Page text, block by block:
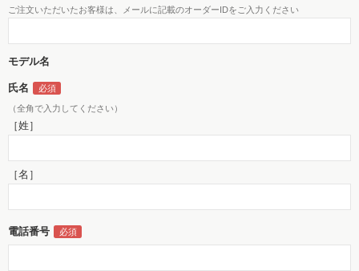
ご注文いただいたお客様は、メールに記載のオーダーIDをご入力ください
モデル名
氏名
（全角で入力してください）
［姓］
［名］
電話番号